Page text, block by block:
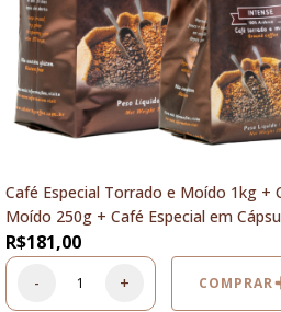
Café Especial Torrado e Moído 1kg +
Moído 250g + Café Especial em
R$181,00
- + COMPRAR